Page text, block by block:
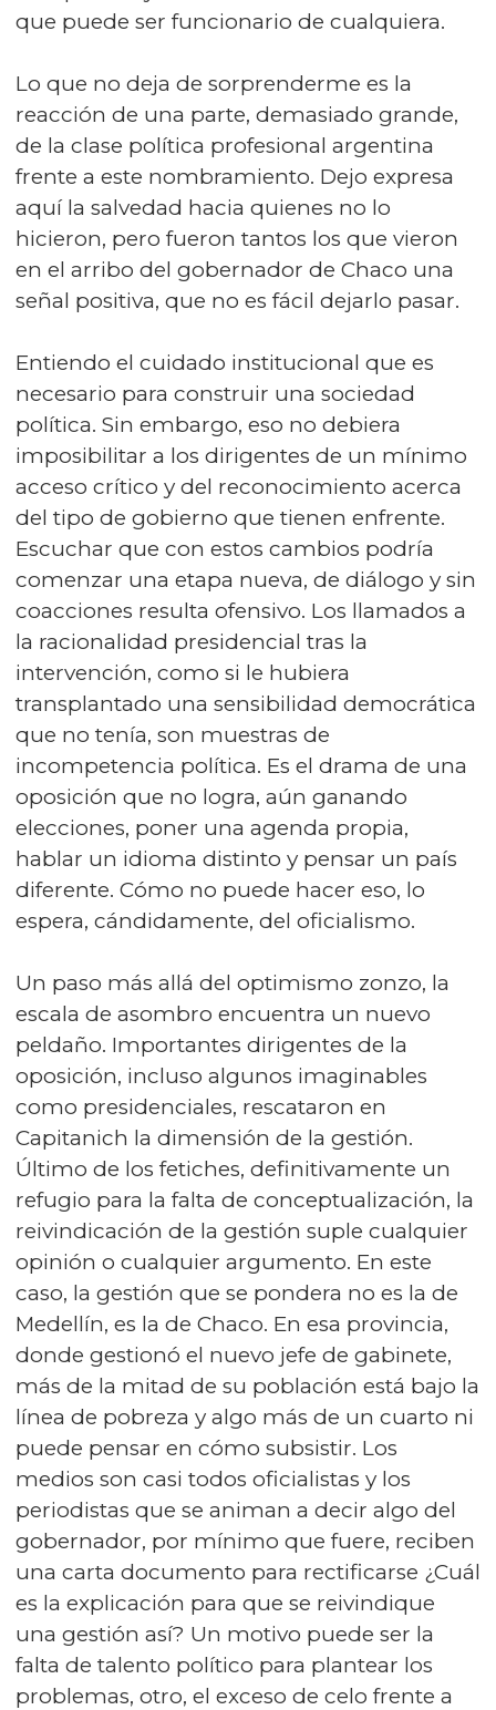
que puede ser funcionario de cualquiera.
Lo que no deja de sorprenderme es la
reacción de una parte, demasiado grande,
de la clase política profesional argentina
frente a este nombramiento. Dejo expresa
aquí la salvedad hacia quienes no lo
hicieron, pero fueron tantos los que vieron
en el arribo del gobernador de Chaco una
señal positiva, que no es fácil dejarlo pasar.
Entiendo el cuidado institucional que es
necesario para construir una sociedad
política. Sin embargo, eso no debiera
imposibilitar a los dirigentes de un mínimo
acceso crítico y del reconocimiento acerca
del tipo de gobierno que tienen enfrente.
Escuchar que con estos cambios podría
comenzar una etapa nueva, de diálogo y sin
coacciones resulta ofensivo. Los llamados a
la racionalidad presidencial tras la
intervención, como si le hubiera
transplantado una sensibilidad democrática
que no tenía, son muestras de
incompetencia política. Es el drama de una
oposición que no logra, aún ganando
elecciones, poner una agenda propia,
hablar un idioma distinto y pensar un país
diferente. Cómo no puede hacer eso, lo
espera, cándidamente, del oficialismo.
Un paso más allá del optimismo zonzo, la
escala de asombro encuentra un nuevo
peldaño. Importantes dirigentes de la
oposición, incluso algunos imaginables
como presidenciales, rescataron en
Capitanich la dimensión de la gestión.
Último de los fetiches, definitivamente un
refugio para la falta de conceptualización, la
reivindicación de la gestión suple cualquier
opinión o cualquier argumento. En este
caso, la gestión que se pondera no es la de
Medellín, es la de Chaco. En esa provincia,
donde gestionó el nuevo jefe de gabinete,
más de la mitad de su población está bajo la
línea de pobreza y algo más de un cuarto ni
puede pensar en cómo subsistir. Los
medios son casi todos oficialistas y los
periodistas que se animan a decir algo del
gobernador, por mínimo que fuere, reciben
una carta documento para rectificarse ¿Cuál
es la explicación para que se reivindique
una gestión así? Un motivo puede ser la
falta de talento político para plantear los
problemas, otro, el exceso de celo frente a